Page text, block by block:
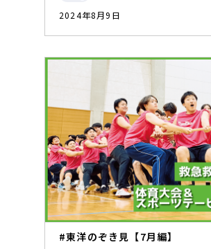
2024年8月9日
#東洋のぞき見【7月編】